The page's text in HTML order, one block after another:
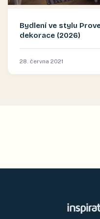
Bydlení ve stylu
dekorace (2026)
28. června 2021